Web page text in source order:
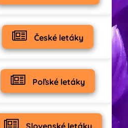
České letáky
Poľské letáky
Slovenské letáky